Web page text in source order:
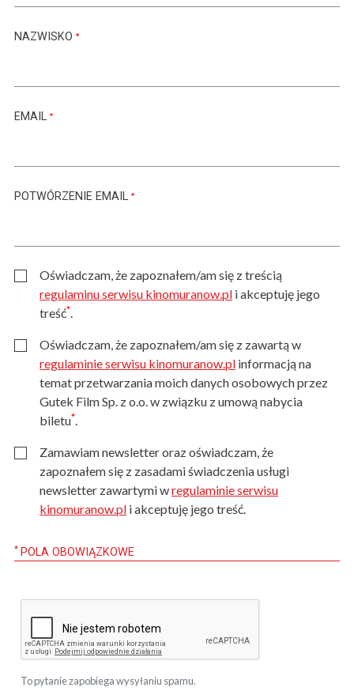
NAZWISKO
EMAIL
POTWÓRZENIE EMAIL
Oświadczam, że zapoznałem/am się z treścią
regulaminu serwisu kinomuranow.pl i akceptuję jego
treść*.
Oświadczam, że zapoznałem/am się z zawartą w
regulaminie serwisu kinomuranow.pl informacją na
temat przetwarzania moich danych osobowych przez
Gutek Film Sp. z o.o. w związku z umową nabycia
biletu*.
Zamawiam newsletter oraz oświadczam, że
zapoznałem się z zasadami świadczenia usługi
newsletter zawartymi wregulaminie serwisu
kinomuranow.pl i akceptuję jego treść.
* POLA OBOWIĄZKOWE
To pytanie zapobiega wysyłaniu spamu.